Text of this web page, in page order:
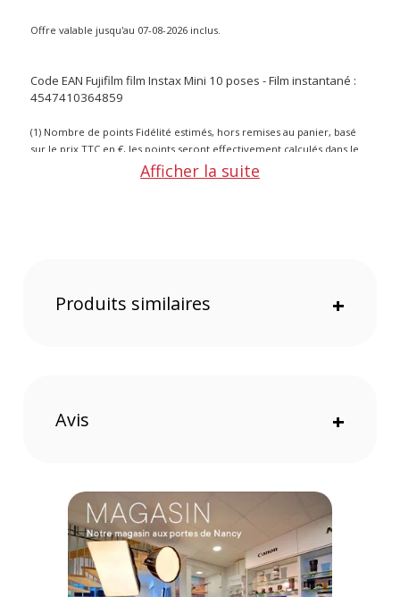
Offre valable jusqu'au 07-08-2026 inclus.
Code EAN Fujifilm film Instax Mini 10 poses - Film instantané :
4547410364859
(1) Nombre de points Fidélité estimés, hors remises au panier, basé
sur le prix TTC en €, les points seront effectivement calculés dans le
Afficher la suite
Produits similaires +
Avis +